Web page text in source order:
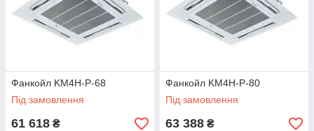
Фанкойл KM4H-Р-68
Під замовлення
61 618 ₴
Фанкойл KM4H-Р-80
Під замовлення
63 388 ₴